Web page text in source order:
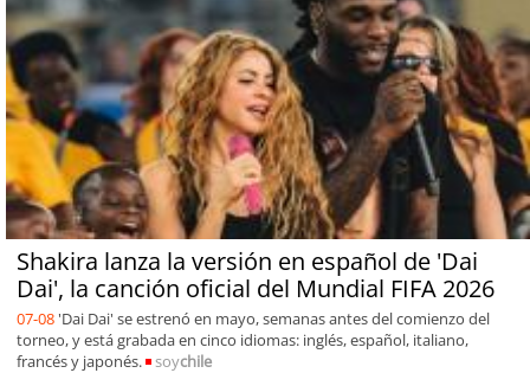
Shakira lanza la versión en español de 'Dai
Dai', la canción oficial del Mundial FIFA 2026
07-08 'Dai Dai' se estrenó en mayo, semanas antes del comienzo del
torneo, y está grabada en cinco idiomas: inglés, español, italiano,
francés y japonés.
soychile